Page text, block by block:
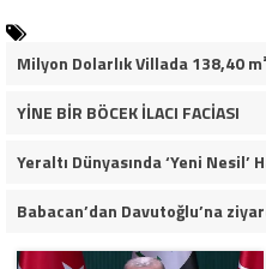
Milyon Dolarlık Villada 138,40
YİNE BİR BÖCEK İLACI FACİASI
Babacan’dan Davutoğlu’na